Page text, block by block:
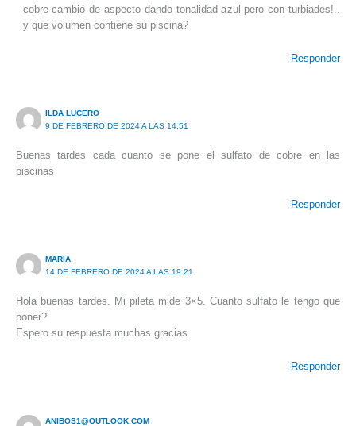
cobre cambió de aspecto dando tonalidad azul pero con turbiades!..
y que volumen contiene su piscina?
Responder
ILDA LUCERO
9 DE FEBRERO DE 2024 A LAS 14:51
Buenas tardes cada cuanto se pone el sulfato de cobre en las
piscinas
Responder
MARIA
14 DE FEBRERO DE 2024 A LAS 19:21
Hola buenas tardes. Mi pileta mide 3×5. Cuanto sulfato le tengo que
poner?
Espero su respuesta muchas gracias.
Responder
ANIBOS1@OUTLOOK.COM